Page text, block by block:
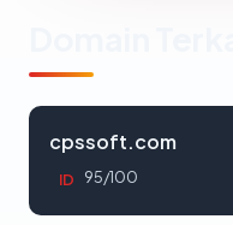
cpssoft.com
ID 95/100